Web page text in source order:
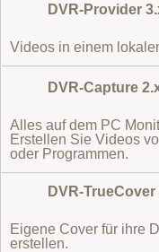
DVR-Provider
Videos in einem
DVR-Capture
Alles auf dem PC
Erstellen Sie Videos
oder Programmen.
DVR-TrueCover
Eigene Cover für ihre
erstellen.